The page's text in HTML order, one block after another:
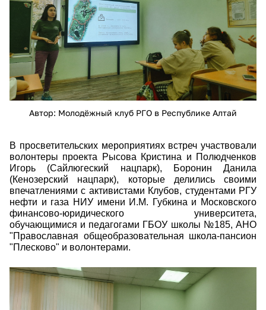
Автор: Молодёжный клуб РГО в Республике Алтай
В просветительских мероприятиях встреч участвовали
волонтеры проекта Рысова Кристина и Полюдченков
Игорь (Сайлюгеский нацпарк), Боронин Данила
(Кенозерский нацпарк), которые делились своими
впечатлениями с активистами Клубов, студентами РГУ
нефти и газа НИУ имени И.М. Губкина и Московского
финансово-юридического университета,
обучающимися и педагогами ГБОУ школы №185, АНО
"Православная общеобразовательная школа-пансион
"Плесково" и волонтерами.
0dyukrgdl0g.jpg